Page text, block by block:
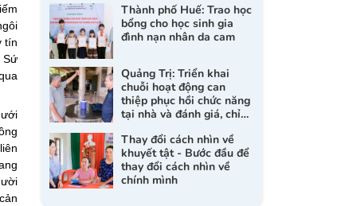
tín
Sứ
Thành phố Huế: Trao học
bổng cho học sinh gia
đình nạn nhân da cam
Quảng Trị: Triển khai
chuỗi hoạt động can
thiệp phục hồi chức năng
tại nhà và đánh giá, chỉ
người khuyết tật
Thay đổi cách nhìn về
khuyết tật - Bước đầu để
thay đổi cách nhìn về
chính mình